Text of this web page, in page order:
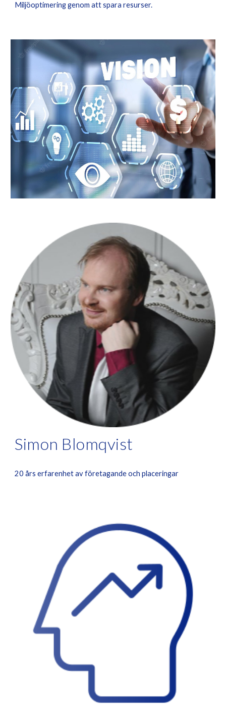
Miljöoptimering genom att spara resurser.
Simon Blomqvist
20 års erfarenhet av företagande och placeringar